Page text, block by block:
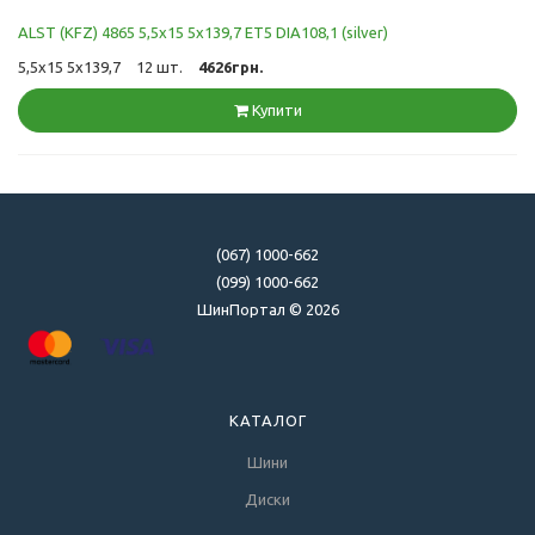
ALST (KFZ) 4865 5,5x15 5x139,7 ET5 DIA108,1 (silver)
5,5x15 5x139,7 12 шт. 4626грн.
Купити
(067) 1000-662
(099) 1000-662
ШинПортал © 2026
КАТАЛОГ
Шини
Диски